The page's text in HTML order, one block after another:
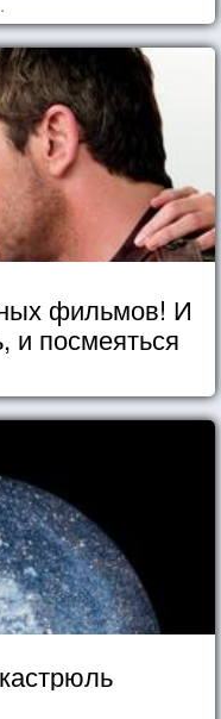
фильмов! И
и посмеяться